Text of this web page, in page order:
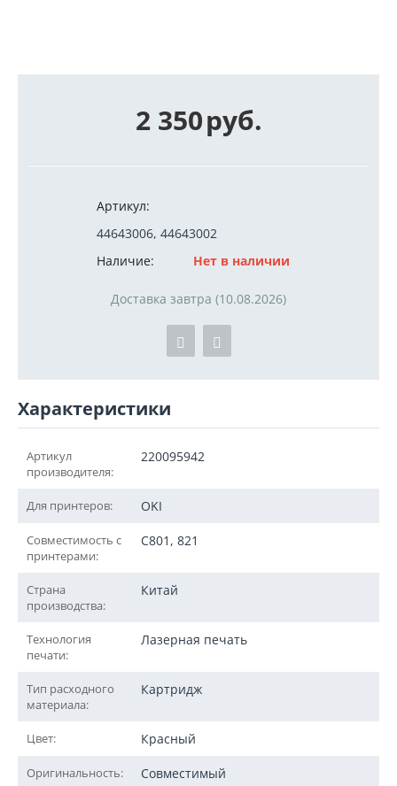
2 350руб.
Артикул:
44643006, 44643002
Наличие:
Нет в наличии
Доставка завтра (10.08.2026)
Характеристики
Артикул
производителя:
220095942
Для принтеров: OKI
Совместимость с
принтерами:
C801, 821
Страна
производства:
Китай
Технология
печати:
Лазерная печать
Тип расходного
материала:
Картридж
Цвет: Красный
Оригинальность: Совместимый